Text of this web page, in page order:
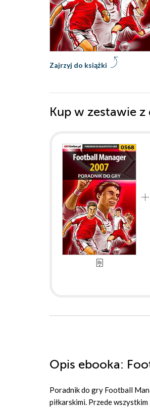
Zajrzyj do książki
Kup w zestawie
Opis ebooka:
Poradnik do gry Football
piłkarskimi. Przede